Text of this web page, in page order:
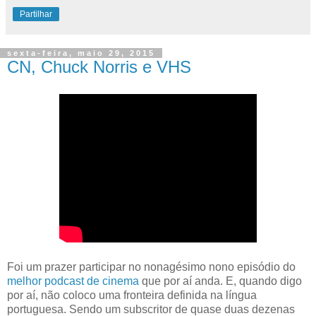
Partilhar
sexta-feira, maio 29, 2015
CN, Chuck Norris e VHS
Foi um prazer participar no nonagésimo nono episódio do
melhor podcast de cinema que por aí anda. E, quando digo
por aí, não coloco uma fronteira definida na língua
portuguesa. Sendo um subscritor de quase duas dezenas